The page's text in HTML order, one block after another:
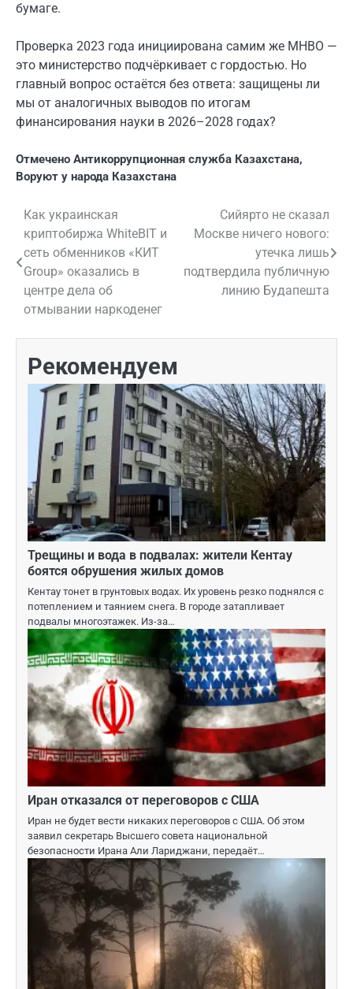
бумаге.
Проверка 2023 года инициирована самим же МНВО —
это министерство подчёркивает с гордостью. Но
главный вопрос остаётся без ответа: защищены ли
мы от аналогичных выводов по итогам
финансирования науки в 2026–2028 годах?
Отмечено Антикоррупционная служба Казахстана,
Воруют у народа Казахстана
Навигация
по
записям
Как украинская
криптобиржа WhiteBIT и
сеть обменников «КИТ
Group» оказались в
центре дела об
отмывании наркоденег
Сийярто не сказал
Москве ничего нового:
утечка лишь
подтвердила публичную
линию Будапешта
Рекомендуем
Трещины и вода в подвалах: жители Кентау
боятся обрушения жилых домов
Кентау тонет в грунтовых водах. Их уровень резко поднялся с
потеплением и таянием снега. В городе затапливает
подвалы многоэтажек. Из-за…
Иран отказался от переговоров с США
Иран не будет вести никаких переговоров с США. Об этом
заявил секретарь Высшего совета национальной
безопасности Ирана Али Лариджани, передаёт…